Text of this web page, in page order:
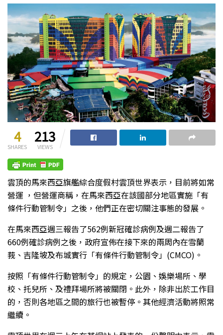
4
SHARES
213
VIEWS
雲頂的馬來西亞旗艦綜合度假村雲頂世界表示，目前將如常
營運 ，但營運商稱，在馬來西亞在該國部分地區實施「有
條件行動管制令」之後，他們正在密切關注事態的發展。
在馬來西亞週三報告了562例新冠確診病例及週二報告了
660例確診病例之後，政府宣佈在接下來的兩周內在雪蘭
莪、吉隆坡及布城實行「有條件行動管制令」(CMCO)。
按照「有條件行動管制令」的規定，公園、娛樂場所、學
校、托兒所、及禮拜場所將被關閉。此外，除非出於工作目
的，否則各地區之間的旅行也被暫停。其他經濟活動將照常
繼續。